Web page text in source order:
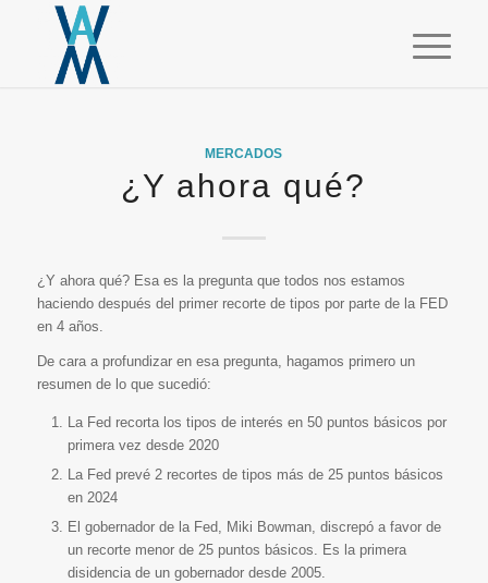
MERCADOS
¿Y ahora qué?
¿Y ahora qué? Esa es la pregunta que todos nos estamos
haciendo después del primer recorte de tipos por parte de la FED
en 4 años.
De cara a profundizar en esa pregunta, hagamos primero un
resumen de lo que sucedió:
La Fed recorta los tipos de interés en 50 puntos básicos por
primera vez desde 2020
La Fed prevé 2 recortes de tipos más de 25 puntos básicos
en 2024
El gobernador de la Fed, Miki Bowman, discrepó a favor de
un recorte menor de 25 puntos básicos. Es la primera
disidencia de un gobernador desde 2005.